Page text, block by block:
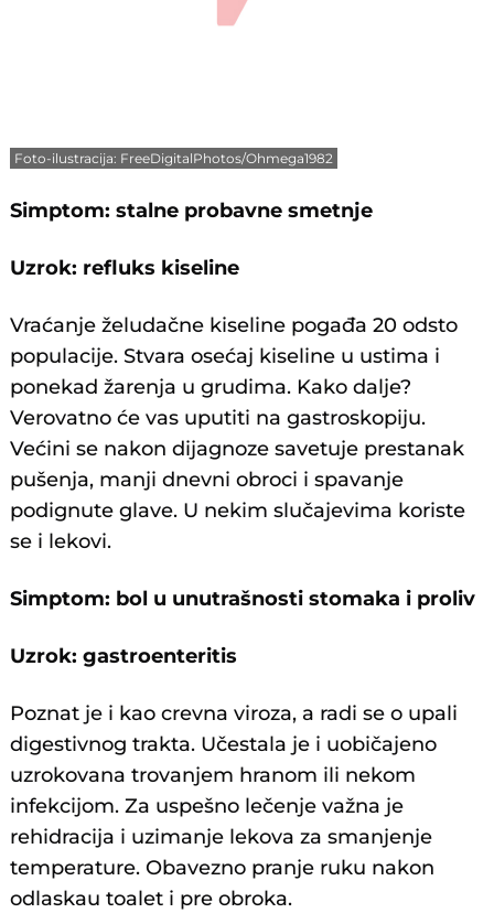
Foto-ilustracija: FreeDigitalPhotos/Ohmega1982
Simptom: stalne probavne smetnje
Uzrok: refluks kiseline
Vraćanje želudačne kiseline pogađa 20 odsto
populacije. Stvara osećaj kiseline u ustima i
ponekad žarenja u grudima. Kako dalje?
Verovatno će vas uputiti na gastroskopiju.
Većini se nakon dijagnoze savetuje prestanak
pušenja, manji dnevni obroci i spavanje
podignute glave. U nekim slučajevima koriste
se i lekovi.
Simptom: bol u unutrašnosti stomaka i proliv
Uzrok: gastroenteritis
Poznat je i kao crevna viroza, a radi se o upali
digestivnog trakta. Učestala je i uobičajeno
uzrokovana trovanjem hranom ili nekom
infekcijom. Za uspešno lečenje važna je
rehidracija i uzimanje lekova za smanjenje
temperature. Obavezno pranje ruku nakon
odlaskau toalet i pre obroka.